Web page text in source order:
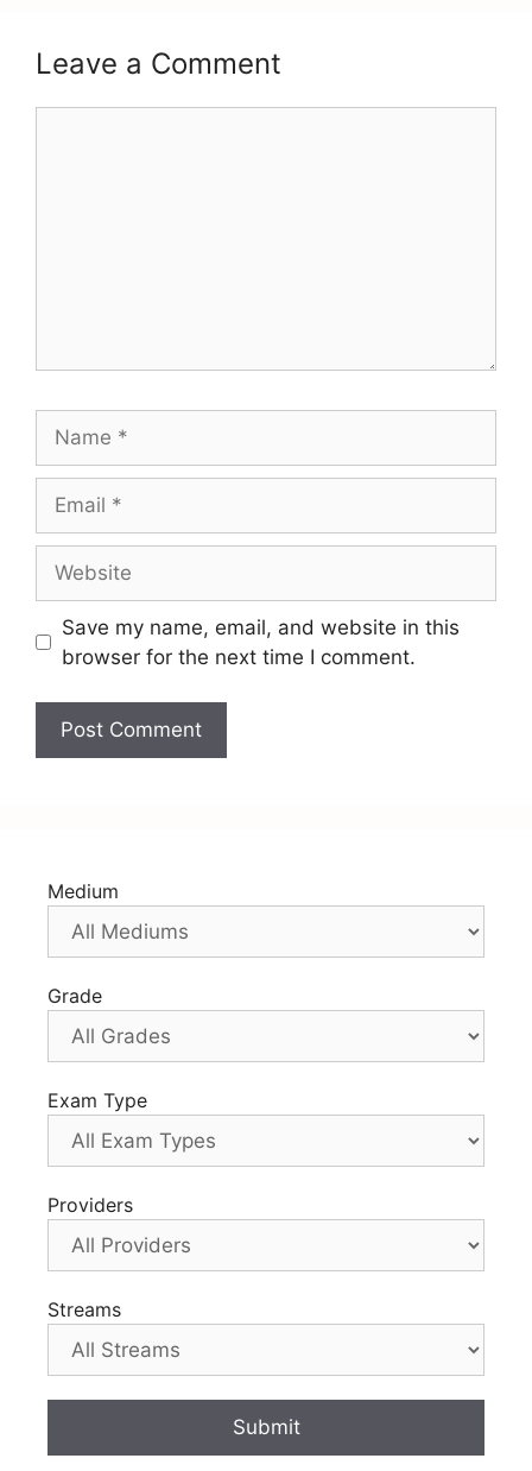
Leave a Comment
Save my name, email, and website in this
browser for the next time I comment.
Medium
Grade
Exam Type
Providers
Streams